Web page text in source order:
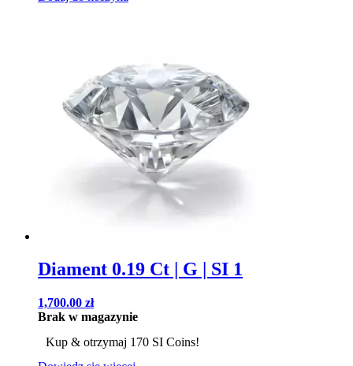
Diament 0.19 Ct | G | SI 1
1,700.00 zł
Brak w magazynie
Kup & otrzymaj 170 SI Coins!